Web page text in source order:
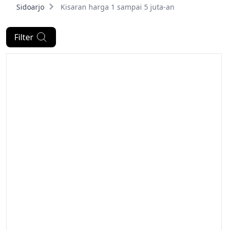
Sidoarjo
Kisaran harga 1 sampai 5 juta-an
Filter